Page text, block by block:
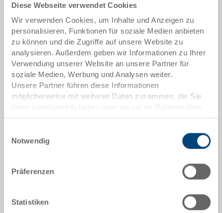
Diese Webseite verwendet Cookies
Wir verwenden Cookies, um Inhalte und Anzeigen zu
personalisieren, Funktionen für soziale Medien anbieten
zu können und die Zugriffe auf unsere Website zu
analysieren. Außerdem geben wir Informationen zu Ihrer
Verwendung unserer Website an unsere Partner für
soziale Medien, Werbung und Analysen weiter.
Unsere Partner führen diese Informationen
möglicherweise mit weiteren Daten zusammen, die Sie
Nutzung der Dienste gesammelt haben.
Notwendig
Präferenzen
Statistiken
Das Produkt kann nicht online bestellt werden:
Angebot anfordern
Artikeldaten
Bestellnummer
36-212-SG.7000
Aussenmasse:
|Weitere Farben auf Anfrage